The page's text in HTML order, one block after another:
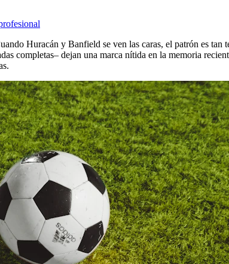
Huracán y Banfield se ven las caras, el patrón es
completas– dejan una marca nítida en la memoria